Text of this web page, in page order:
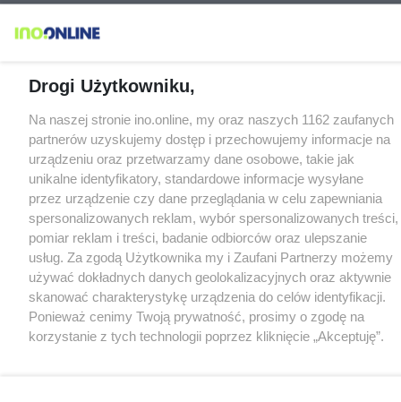
Drogi Użytkowniku,
Na naszej stronie ino.online, my oraz naszych 1162 zaufanych
partnerów uzyskujemy dostęp i przechowujemy informacje na
urządzeniu oraz przetwarzamy dane osobowe, takie jak
unikalne identyfikatory, standardowe informacje wysyłane
przez urządzenie czy dane przeglądania w celu zapewniania
spersonalizowanych reklam, wybór spersonalizowanych treści,
pomiar reklam i treści, badanie odbiorców oraz ulepszanie
usług. Za zgodą Użytkownika my i Zaufani Partnerzy możemy
używać dokładnych danych geolokalizacyjnych oraz aktywnie
skanować charakterystykę urządzenia do celów identyfikacji.
Ponieważ cenimy Twoją prywatność, prosimy o zgodę na
korzystanie z tych technologii poprzez kliknięcie „Akceptuję”.